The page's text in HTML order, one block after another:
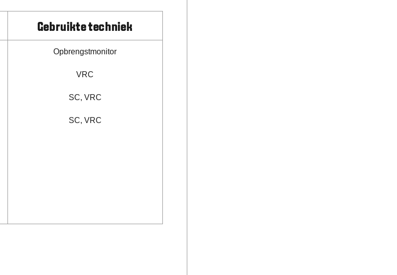
Gebruikte techniek
Opbrengstmonitor
VRC
SC, VRC
SC, VRC